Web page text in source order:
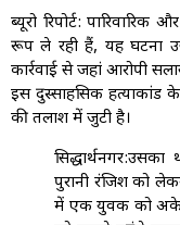
ब्यूरो रिपोर्ट:
रूप ले रही हैं, यह घटना
कार्रवाई से जहां आरोपी
इस दुस्साहसिक हत्याकांड
की तलाश में जुटी है।
सिद्धार्थनगर:उसका
पुरानी रंजिश को
में एक युवक को